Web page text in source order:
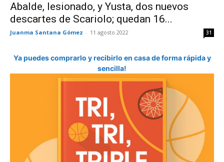
Abalde, lesionado, y Yusta, dos nuevos
descartes de Scariolo; quedan 16...
Juanma Santana Gómez - 11 agosto 2022 31
Ya puedes comprarlo y recibirlo en casa de forma rápida y
sencilla!